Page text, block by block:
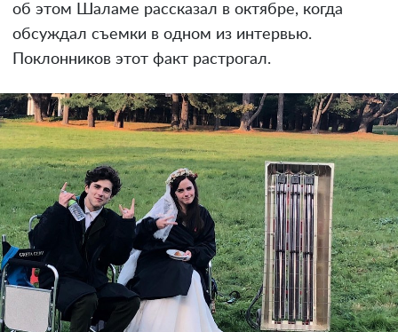
об этом Шаламе рассказал в октябре, когда
обсуждал съемки в одном из интервью.
Поклонников этот факт растрогал.